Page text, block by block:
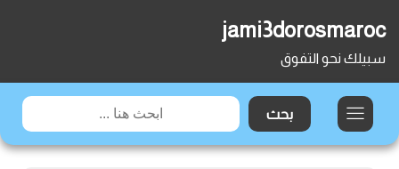
jami3dorosmaroc
سبيلك نحو التفوق